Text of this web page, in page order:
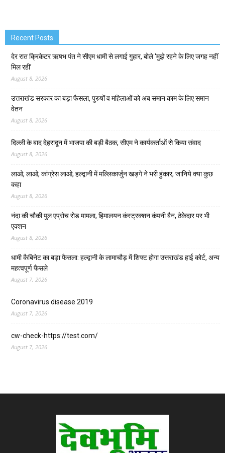
Recent Posts
देर रात क्रिकेटर ऋषभ पंत ने सीएम धामी से लगाई गुहार, बोले ‘मुझे रहने के लिए जगह नहीं
मिल रही’
August 8, 2026
उत्तराखंड सरकार का बड़ा फैसला, पुरुषों व महिलाओं को अब समान काम के लिए समान
वेतन
August 8, 2026
दिल्ली के बाद देहरादून में भाजपा की बड़ी बैठक, सीएम ने कार्यकर्ताओं से किया संवाद
August 8, 2026
लाओ, लाओ, कांग्रेस लाओ, हल्द्वानी में मल्लिकार्जुन खड़गे ने भरी हुंकार, जानिये क्या कुछ
कहा
August 8, 2026
नंदा की चौकी पुल एप्रोच रोड मामला, हिमालयन कंस्ट्रक्शन कंपनी बैन, ठेकेदार पर भी
एक्शन
August 8, 2026
धामी कैबिनेट का बड़ा फैसला: हल्द्वानी के लामाचौड़ में शिफ्ट होगा उत्तराखंड हाई कोर्ट, अन्य
महत्वपूर्ण फैसले
August 7, 2026
Coronavirus disease 2019
August 7, 2026
cw-check-https://test.com/
August 7, 2026